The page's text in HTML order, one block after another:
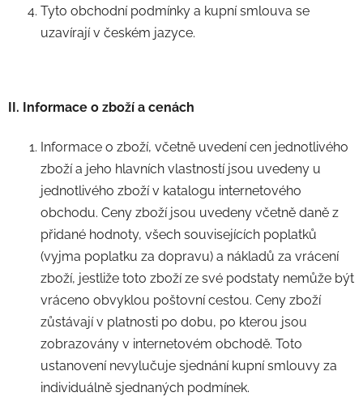
Tyto obchodní podmínky a kupní smlouva se
uzavírají v českém jazyce.
II. Informace o zboží a cenách
Informace o zboží, včetně uvedení cen jednotlivého
zboží a jeho hlavních vlastností jsou uvedeny u
jednotlivého zboží v katalogu internetového
obchodu. Ceny zboží jsou uvedeny včetně daně z
přidané hodnoty, všech souvisejících poplatků
(vyjma poplatku za dopravu) a nákladů za vrácení
zboží, jestliže toto zboží ze své podstaty nemůže být
vráceno obvyklou poštovní cestou. Ceny zboží
zůstávají v platnosti po dobu, po kterou jsou
zobrazovány v internetovém obchodě. Toto
ustanovení nevylučuje sjednání kupní smlouvy za
individuálně sjednaných podmínek.